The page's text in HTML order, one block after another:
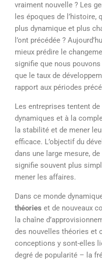
vraiment nouvelle ? Les
les époques de l’histoire,
plus dynamique et plus
l’ont précédée ?
mieux prédire le
signifie que nous
que le taux de
rapport aux périodes
Les entreprises tentent
dynamiques et à la
la stabilité et de mener
efficace. L’objectif du
dans une large mesure,
signifie souvent plus
mener les affaires.
Dans ce monde
théories et de nouveaux
la chaîne
des nouvelles théories et
conceptions y sont-elles
degré de popularité – la